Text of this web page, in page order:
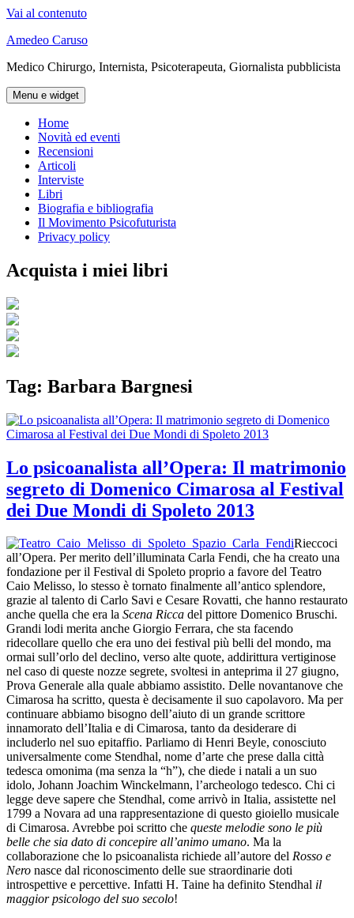
Vai al contenuto
Amedeo Caruso
Medico Chirurgo, Internista, Psicoterapeuta, Giornalista pubblicista
Menu e widget
Home
Novità ed eventi
Recensioni
Articoli
Interviste
Libri
Biografia e bibliografia
Il Movimento Psicofuturista
Privacy policy
Acquista i miei libri
Tag: Barbara Bargnesi
Lo psicoanalista all’Opera: Il matrimonio
segreto di Domenico Cimarosa al Festival
dei Due Mondi di Spoleto 2013
Rieccoci
all’Opera. Per merito dell’illuminata Carla Fendi, che ha creato una
fondazione per il Festival di Spoleto proprio a favore del Teatro
Caio Melisso, lo stesso è tornato finalmente all’antico splendore,
grazie al talento di Carlo Savi e Cesare Rovatti, che hanno restaurato
anche quella che era la Scena Ricca del pittore Domenico Bruschi.
Grandi lodi merita anche Giorgio Ferrara, che sta facendo
ridecollare quello che era uno dei festival più belli del mondo, ma
ormai sull’orlo del declino, verso alte quote, addirittura vertiginose
nel caso di queste nozze segrete, svoltesi in anteprima il 27 giugno,
Prova Generale alla quale abbiamo assistito. Delle novantanove che
Cimarosa ha scritto, questa è decisamente il suo capolavoro. Ma per
continuare abbiamo bisogno dell’aiuto di un grande scrittore
innamorato dell’Italia e di Cimarosa, tanto da desiderare di
includerlo nel suo epitaffio. Parliamo di Henri Beyle, conosciuto
universalmente come Stendhal, nome d’arte che prese dalla città
tedesca omonima (ma senza la “h”), che diede i natali a un suo
idolo, Johann Joachim Winckelmann, l’archeologo tedesco. Chi ci
legge deve sapere che Stendhal, come arrivò in Italia, assistette nel
1799 a Novara ad una rappresentazione di questo gioiello musicale
di Cimarosa. Avrebbe poi scritto che queste melodie sono le più
belle che sia dato di concepire all’animo umano. Ma la
collaborazione che lo psicoanalista richiede all’autore del Rosso e
Nero nasce dal riconoscimento delle sue straordinarie doti
introspettive e percettive. Infatti H. Taine ha definito Stendhal il
maggior psicologo del suo secolo!